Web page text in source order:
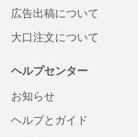
広告出稿について
大口注文について
ヘルプセンター
お知らせ
ヘルプとガイド